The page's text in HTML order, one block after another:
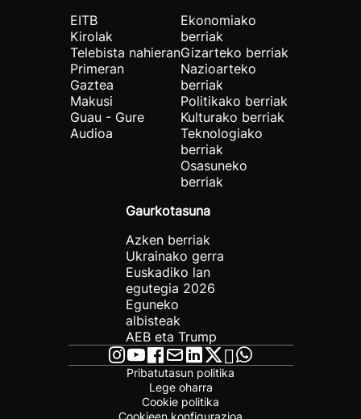
EITB
Kirolak
Telebista nahieran
Primeran
Gaztea
Makusi
Guau - Gure
Audioa
Ekonomiako
berriak
Gizarteko berriak
Nazioarteko
berriak
Politikako berriak
Kulturako berriak
Teknologiako
berriak
Osasuneko
berriak
Gaurkotasuna
Azken berriak
Ukrainako gerra
Euskadiko lan
egutegia 2026
Eguneko
albisteak
AEB eta Trump
Pribatutasun politika
Lege oharra
Cookie politika
Cookieen konfigurazioa